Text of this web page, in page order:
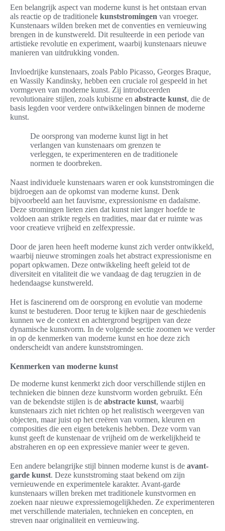
Een belangrijk aspect van moderne kunst is het ontstaan ervan
als reactie op de traditionele kunststromingen van vroeger.
Kunstenaars wilden breken met de conventies en vernieuwing
brengen in de kunstwereld. Dit resulteerde in een periode van
artistieke revolutie en experiment, waarbij kunstenaars nieuwe
manieren van uitdrukking vonden.
Invloedrijke kunstenaars, zoals Pablo Picasso, Georges Braque,
en Wassily Kandinsky, hebben een cruciale rol gespeeld in het
vormgeven van moderne kunst. Zij introduceerden
revolutionaire stijlen, zoals kubisme en abstracte kunst, die de
basis legden voor verdere ontwikkelingen binnen de moderne
kunst.
De oorsprong van moderne kunst ligt in het
verlangen van kunstenaars om grenzen te
verleggen, te experimenteren en de traditionele
normen te doorbreken.
Naast individuele kunstenaars waren er ook kunststromingen die
bijdroegen aan de opkomst van moderne kunst. Denk
bijvoorbeeld aan het fauvisme, expressionisme en dadaïsme.
Deze stromingen lieten zien dat kunst niet langer hoefde te
voldoen aan strikte regels en tradities, maar dat er ruimte was
voor creatieve vrijheid en zelfexpressie.
Door de jaren heen heeft moderne kunst zich verder ontwikkeld,
waarbij nieuwe stromingen zoals het abstract expressionisme en
popart opkwamen. Deze ontwikkeling heeft geleid tot de
diversiteit en vitaliteit die we vandaag de dag terugzien in de
hedendaagse kunstwereld.
Het is fascinerend om de oorsprong en evolutie van moderne
kunst te bestuderen. Door terug te kijken naar de geschiedenis
kunnen we de context en achtergrond begrijpen van deze
dynamische kunstvorm. In de volgende sectie zoomen we verder
in op de kenmerken van moderne kunst en hoe deze zich
onderscheidt van andere kunststromingen.
Kenmerken van moderne kunst
De moderne kunst kenmerkt zich door verschillende stijlen en
technieken die binnen deze kunstvorm worden gebruikt. Eén
van de bekendste stijlen is de abstracte kunst, waarbij
kunstenaars zich niet richten op het realistisch weergeven van
objecten, maar juist op het creëren van vormen, kleuren en
composities die een eigen betekenis hebben. Deze vorm van
kunst geeft de kunstenaar de vrijheid om de werkelijkheid te
abstraheren en op een expressieve manier weer te geven.
Een andere belangrijke stijl binnen moderne kunst is de avant-
garde kunst. Deze kunststroming staat bekend om zijn
vernieuwende en experimentele karakter. Avant-garde
kunstenaars willen breken met traditionele kunstvormen en
zoeken naar nieuwe expressiemogelijkheden. Ze experimenteren
met verschillende materialen, technieken en concepten, en
streven naar originaliteit en vernieuwing.